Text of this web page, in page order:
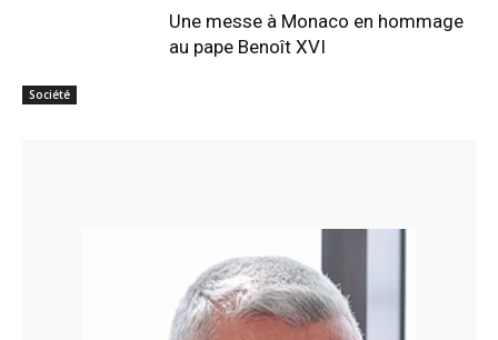
Société
Une messe à Monaco en hommage
au pape Benoît XVI